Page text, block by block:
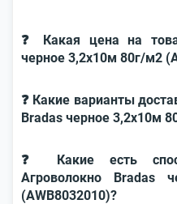
❓ Какая цена на
черное 3,2х10м 80г/м2
❓ Какие варианты
Bradas черное 3,2х10м
❓ Какие есть
Агроволокно Bradas
(AWB8032010)?